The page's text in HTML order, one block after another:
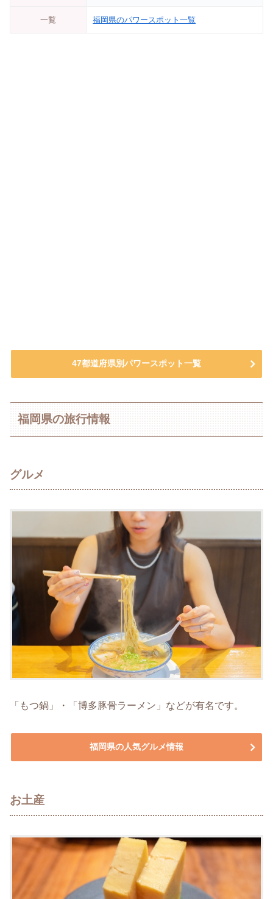
一覧 福岡県のパワースポット一覧
47都道府県別パワースポット一覧
福岡県の旅行情報
グルメ
「もつ鍋」・「博多豚骨ラーメン」などが有名です。
福岡県の人気グルメ情報
お土産